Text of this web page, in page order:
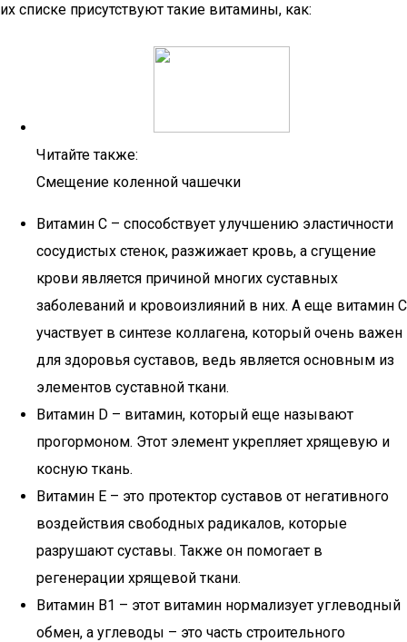
их списке присутствуют такие витамины, как:
Читайте также:
Смещение коленной чашечки
Витамин С – способствует улучшению эластичности
сосудистых стенок, разжижает кровь, а сгущение
крови является причиной многих суставных
заболеваний и кровоизлияний в них. А еще витамин С
участвует в синтезе коллагена, который очень важен
для здоровья суставов, ведь является основным из
элементов суставной ткани.
Витамин D – витамин, который еще называют
прогормоном. Этот элемент укрепляет хрящевую и
косную ткань.
Витамин Е – это протектор суставов от негативного
воздействия свободных радикалов, которые
разрушают суставы. Также он помогает в
регенерации хрящевой ткани.
Витамин В1 – этот витамин нормализует углеводный
обмен, а углеводы – это часть строительного